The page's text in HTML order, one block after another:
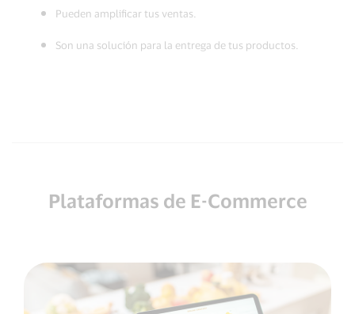
Pueden amplificar tus ventas.
Son una solución para la entrega de tus productos.
Plataformas de E-Commerce